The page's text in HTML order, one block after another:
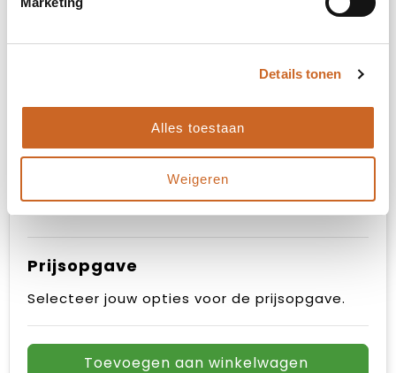
Details tonen
Alles toestaan
Weigeren
XXL
4XL
5XL
Prijsopgave
Selecteer jouw opties voor de prijsopgave.
Toevoegen aan winkelwagen